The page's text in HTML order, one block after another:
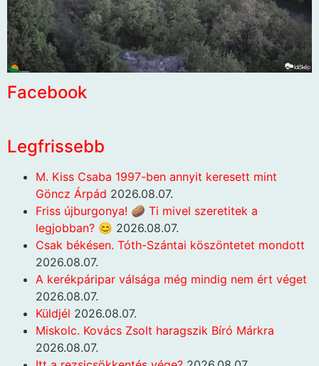
Facebook
Legfrissebb
M. Kiss Csaba 1997-ben annyit keresett mint
Göncz Árpád 2026.08.07.
Friss újburgonya! 🥔 Ti mivel szeretitek a
legjobban? 😊 2026.08.07.
Csak békésen. Tóth-Szántai köszöntetet mondott
2026.08.07.
A kerékpáripar válsága még mindig nem ért véget
2026.08.07.
Küldjél 2026.08.07.
Miskolc. Kovács Zsolt haragszik Bíró Márkra
2026.08.07.